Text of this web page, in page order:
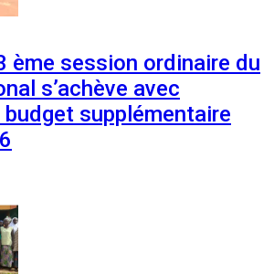
ème session ordinaire du
s’achève avec
budget supplémentaire